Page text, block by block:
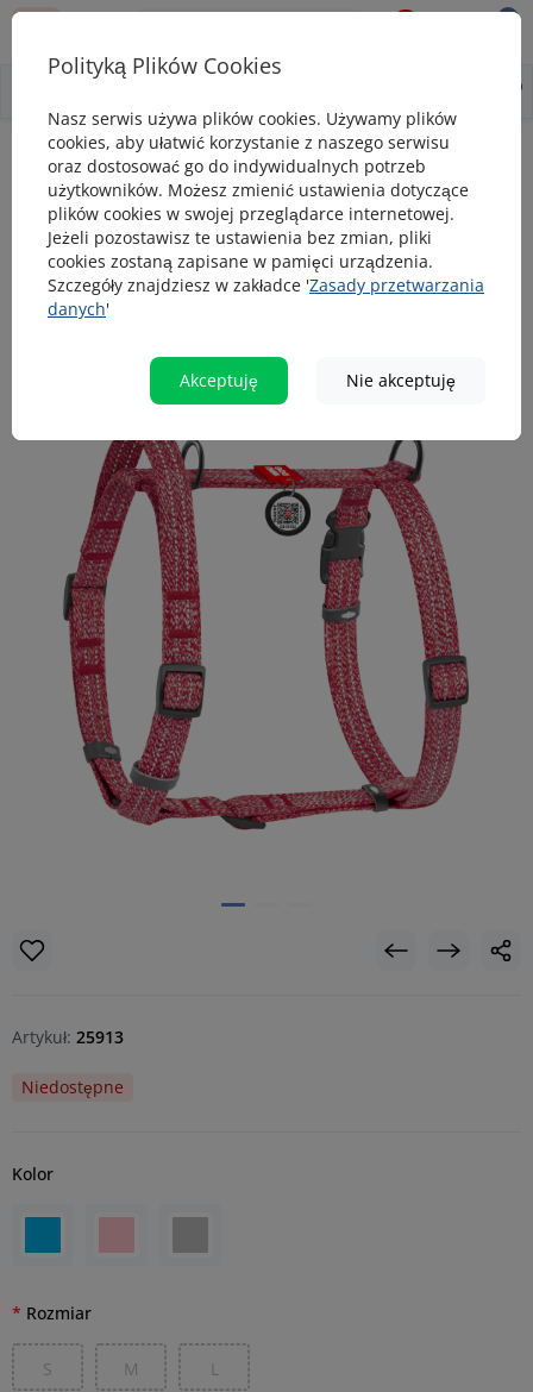
0
Szelki dla psa Szelki dla psa z rączką z regenerowanej bawełny,
Szelki dla psa z rączką z regenerowanej
bawełny, anatomiczny kształt litery H,
WAUDOG Re-cotton z paszportem QR,
odblaskowe, plastikowy fastex, czerwone
0
Artykuł: 25913
Niedostępne
Kolor
Rozmiar
S M
Polityką Plików Cookies
Nasz serwis używa plików cookies. Używamy plików
cookies, aby ułatwić korzystanie z naszego serwisu
oraz dostosować go do indywidualnych potrzeb
użytkowników. Możesz zmienić ustawienia dotyczące
plików cookies w swojej przeglądarce internetowej.
Jeżeli pozostawisz te ustawienia bez zmian, pliki
cookies zostaną zapisane w pamięci urządzenia.
Szczegóły znajdziesz w zakładce 'Zasady przetwarzania
danych'
Akceptuję Nie akceptuję